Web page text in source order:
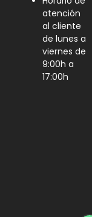
atención
al cliente
de lunes a
viernes de
9:00h a
17:00h